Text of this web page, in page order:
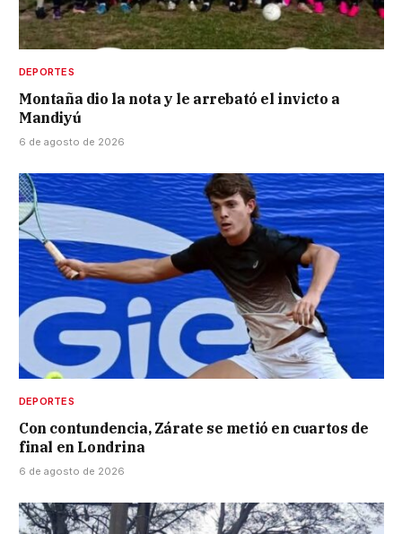
DEPORTES
Montaña dio la nota y le arrebató el invicto a
Mandiyú
6 de agosto de 2026
DEPORTES
Con contundencia, Zárate se metió en cuartos de
final en Londrina
6 de agosto de 2026